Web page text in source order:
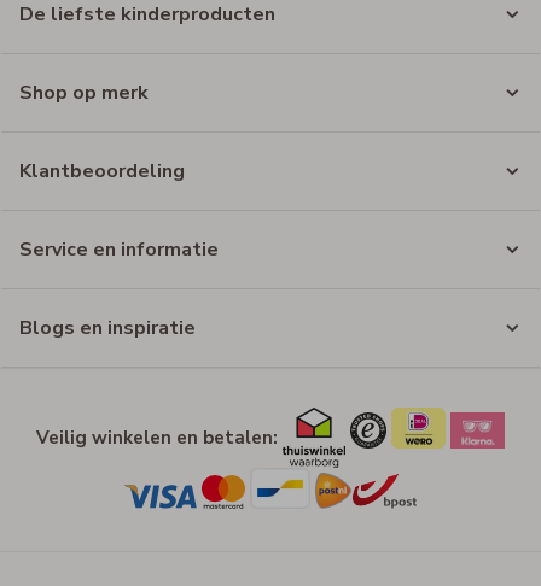
De liefste kinderproducten
Shop op merk
Klantbeoordeling
Service en informatie
Blogs en inspiratie
Veilig winkelen en betalen: